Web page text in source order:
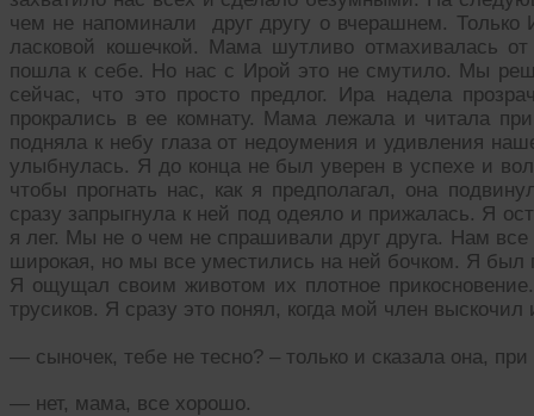
чем не напоминали друг другу о вчерашнем.
ласковой кошечкой. Мама шутливо отмахивалась
пошла к себе. Но нас с Ирой это не смутило. Мы
сейчас, что это просто предлог. Ира надела
прокрались в ее комнату. Мама лежала и читала
подняла к небу глаза от недоумения и удивления
улыбнулась. Я до конца не был уверен в успехе и
чтобы прогнать нас, как я предполагал, она
сразу запрыгнула к ней под одеяло и прижалась. Я
я лег. Мы не о чем не спрашивали друг друга. Нам
широкая, но мы все уместились на ней бочком. Я был
Я ощущал своим животом их плотное
трусиков. Я сразу это понял, когда мой член выскочил
— сыночек, тебе не тесно? – только и сказала она,
— нет, мама, все хорошо.